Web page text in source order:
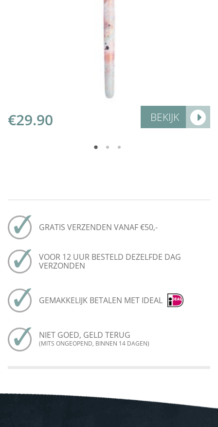
Add to Cart
€29.90 BEKIJK
GRATIS VERZENDEN VANAF €50,-
VOOR 12 UUR BESTELD DEZELFDE DAG
VERZONDEN
GEMAKKELIJK BETALEN MET IDEAL
NIET GOED, GELD TERUG
(MITS ONGEOPEND, BINNEN 14 DAGEN)